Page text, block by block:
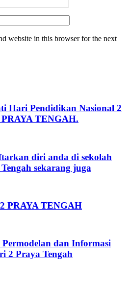
website in this browser for the next
Hari Pendidikan Nasional 2
TENGAH.
diri anda di sekolah
sekarang juga
PRAYA TENGAH
dan Informasi
2 Praya Tengah